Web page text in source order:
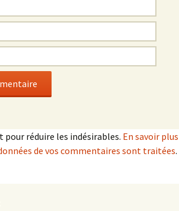
pour réduire les indésirables. En savoir plus
de vos commentaires sont traitées.